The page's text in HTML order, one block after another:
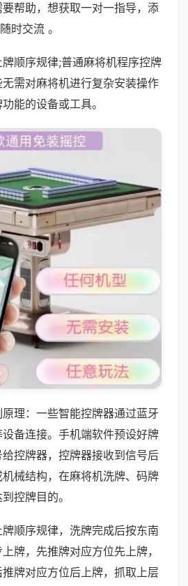
帮助，想获取一对一指导，添
时交流 。
顺序规律;普通麻将机程序控牌
需对麻将机进行复杂安装操作
能的设备或工具。
理：一些智能控牌器通过蓝牙
备连接。手机端软件预设好牌
控牌器，控牌器接收到信号后
械结构，在麻将机洗牌、码牌
控牌目的。
顺序规律，洗牌完成后按东南
牌，先推牌对应方位先上牌，
牌对应方位后上牌，抓取上层